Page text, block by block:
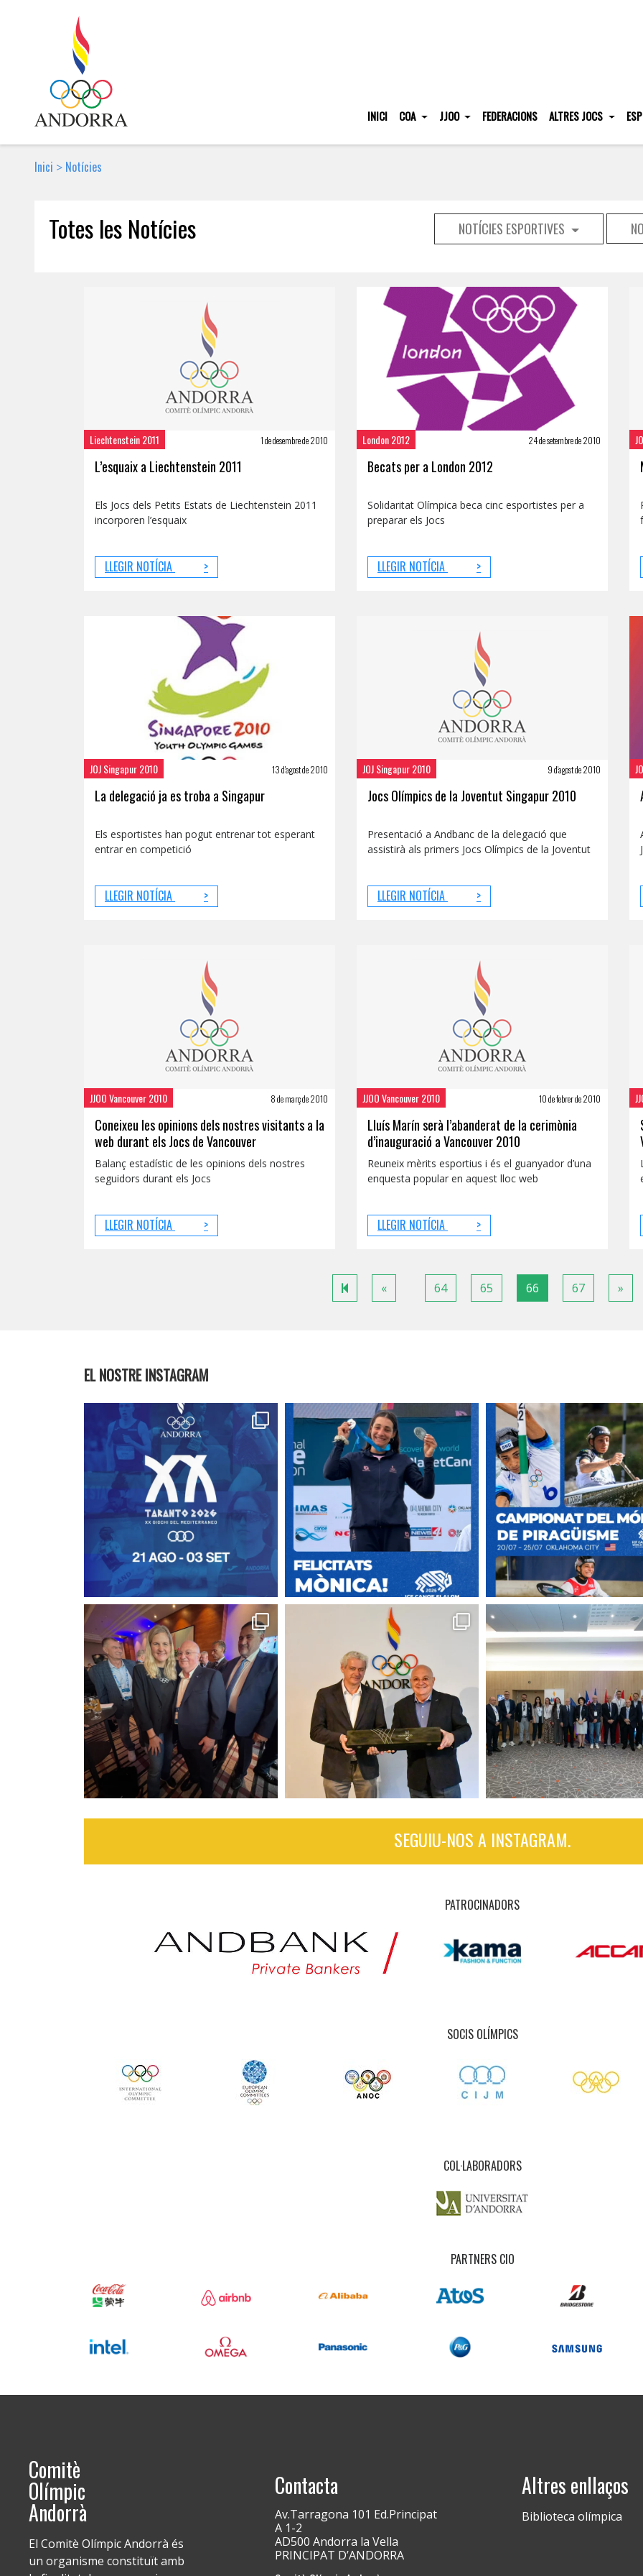
INICI COA JJOO FEDERACIONS ALTRES JOCS
Inici > Notícies
Totes les Notícies NOTÍCIES ESPORTIVES
Liechtenstein 2011 1 de desembre de 2010
L’esquaix a Liechtenstein 2011
Els Jocs dels Petits Estats de Liechtenstein 2011
incorporen l’esquaix
LLEGIR NOTÍCIA >
London 2012 24 de setembre de 2010
Becats per a London 2012
Solidaritat Olímpica beca cinc esportistes per a
preparar els Jocs
LLEGIR NOTÍCIA >
JOJ Singapur 2010 13 d'agost de 2010
La delegació ja es troba a Singapur
Els esportistes han pogut entrenar tot esperant
entrar en competició
LLEGIR NOTÍCIA >
JOJ Singapur 2010 9 d'agost de 2010
Jocs Olímpics de la Joventut Singapur 2010
Presentació a Andbanc de la delegació que
assistirà als primers Jocs Olímpics de la Joventut
LLEGIR NOTÍCIA >
JJOO Vancouver 2010 8 de març de 2010
Coneixeu les opinions dels nostres visitants a la
web durant els Jocs de Vancouver
Balanç estadístic de les opinions dels nostres
seguidors durant els Jocs
LLEGIR NOTÍCIA >
JJOO Vancouver 2010 10 de febrer de 2010
Lluís Marín serà l’abanderat de la cerimònia
d’inauguració a Vancouver 2010
Reuneix mèrits esportius i és el guanyador d’una
enquesta popular en aquest lloc web
LLEGIR NOTÍCIA >
«Previous
page
64 65 66 67 »
EL NOSTRE INSTAGRAM
SEGUIU-NOS A INSTAGRAM.
PATROCINADORS
SOCIS OLÍMPICS
COL·LABORADORS
PARTNERS CIO
Comitè
Olímpic
Andorrà
El Comitè Olímpic Andorrà és
un organisme constituït amb
Contacta
Av.Tarragona 101 Ed.Principat
A 1-2
AD500 Andorra la Vella
PRINCIPAT D’ANDORRA
Altres enllaços
Biblioteca olímpica